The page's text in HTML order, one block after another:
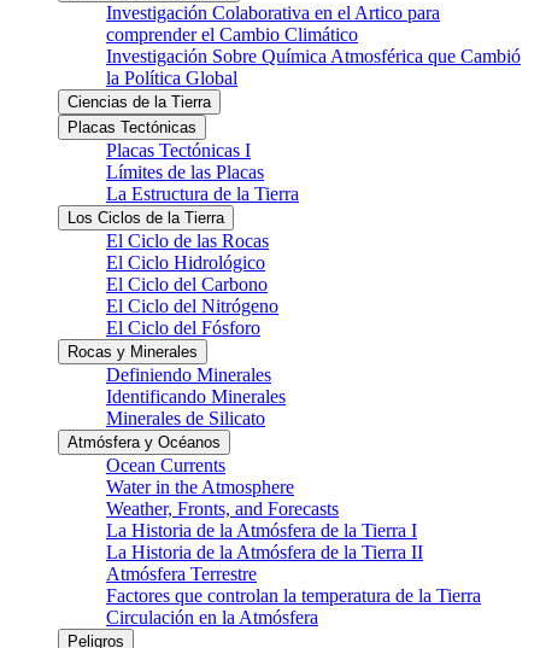
Investigación Colaborativa en el Artico para
comprender el Cambio Climático
Investigación Sobre Química Atmosférica que Cambió
la Política Global
Ciencias de la Tierra
Placas Tectónicas
Placas Tectónicas I
Límites de las Placas
La Estructura de la Tierra
Los Ciclos de la Tierra
El Ciclo de las Rocas
El Ciclo Hidrológico
El Ciclo del Carbono
El Ciclo del Nitrógeno
El Ciclo del Fósforo
Rocas y Minerales
Definiendo Minerales
Identificando Minerales
Minerales de Silicato
Atmósfera y Océanos
Ocean Currents
Water in the Atmosphere
Weather, Fronts, and Forecasts
La Historia de la Atmósfera de la Tierra I
La Historia de la Atmósfera de la Tierra II
Atmósfera Terrestre
Factores que controlan la temperatura de la Tierra
Circulación en la Atmósfera
Peligros